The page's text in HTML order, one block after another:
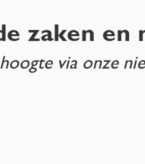
zaken en
via onze